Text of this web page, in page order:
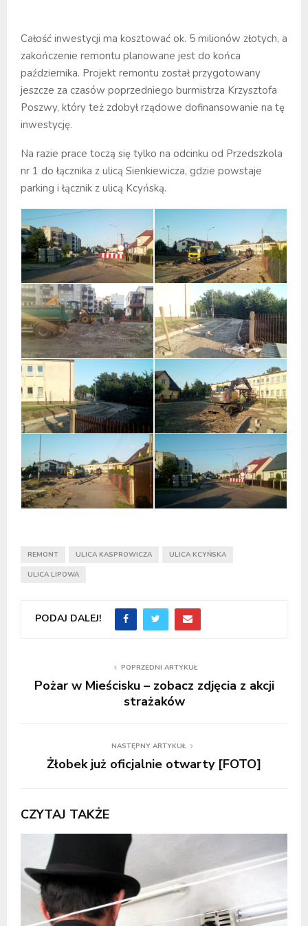
Całość inwestycji ma kosztować ok. 5 milionów złotych, a
zakończenie remontu planowane jest do końca
października. Projekt remontu został przygotowany
jeszcze za czasów poprzedniego burmistrza Krzysztofa
Poszwy, który też zdobył rządowe dofinansowanie na tę
inwestycję.
Na razie prace toczą się tylko na odcinku od Przedszkola
nr 1 do łącznika z ulicą Sienkiewicza, gdzie powstaje
parking i łącznik z ulicą Kcyńską.
REMONT ULICA KASPROWICZA ULICA KCYŃSKA
ULICA LIPOWA
PODAJ DALEJ!
POPRZEDNI ARTYKUŁ
Pożar w Mieścisku – zobacz zdjęcia z akcji
strażaków
NASTĘPNY ARTYKUŁ
Żłobek już oficjalnie otwarty [FOTO]
CZYTAJ TAKŻE